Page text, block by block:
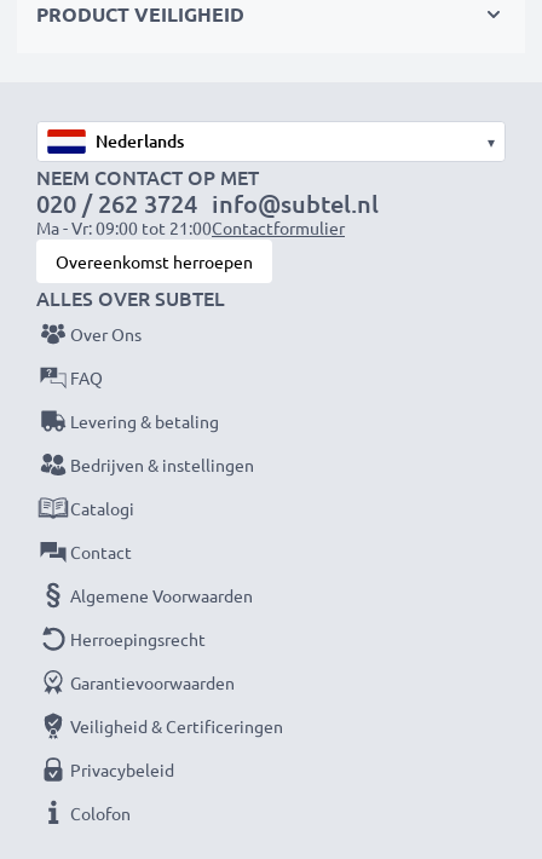
1x 2000mAh accu:
1x 3000mAh accu:ca. 6 uur
OPMERKING:Laad je batterijen vóór het eerste
gebruik volledig op voor optimale prestaties en
levensduur.
Mis nooit meer een moment met deze slimme,
compacte LCD-batterijlader van CELLONIC. Bestel
nu met snelle levering en 3 jaar garantie!
PRODUCT VEILIGHEID
▾
NEEM CONTACT OP MET
020 / 262 3724
Ma - Vr: 09:00 tot 21:00
info@subtel.nl
Contactformulier
Overeenkomst herroepen
ALLES OVER SUBTEL
Over Ons
FAQ
Levering & betaling
Bedrijven & instellingen
Catalogi
Contact
Algemene Voorwaarden
Herroepingsrecht
Garantievoorwaarden
Veiligheid & Certificeringen
Privacybeleid
Colofon